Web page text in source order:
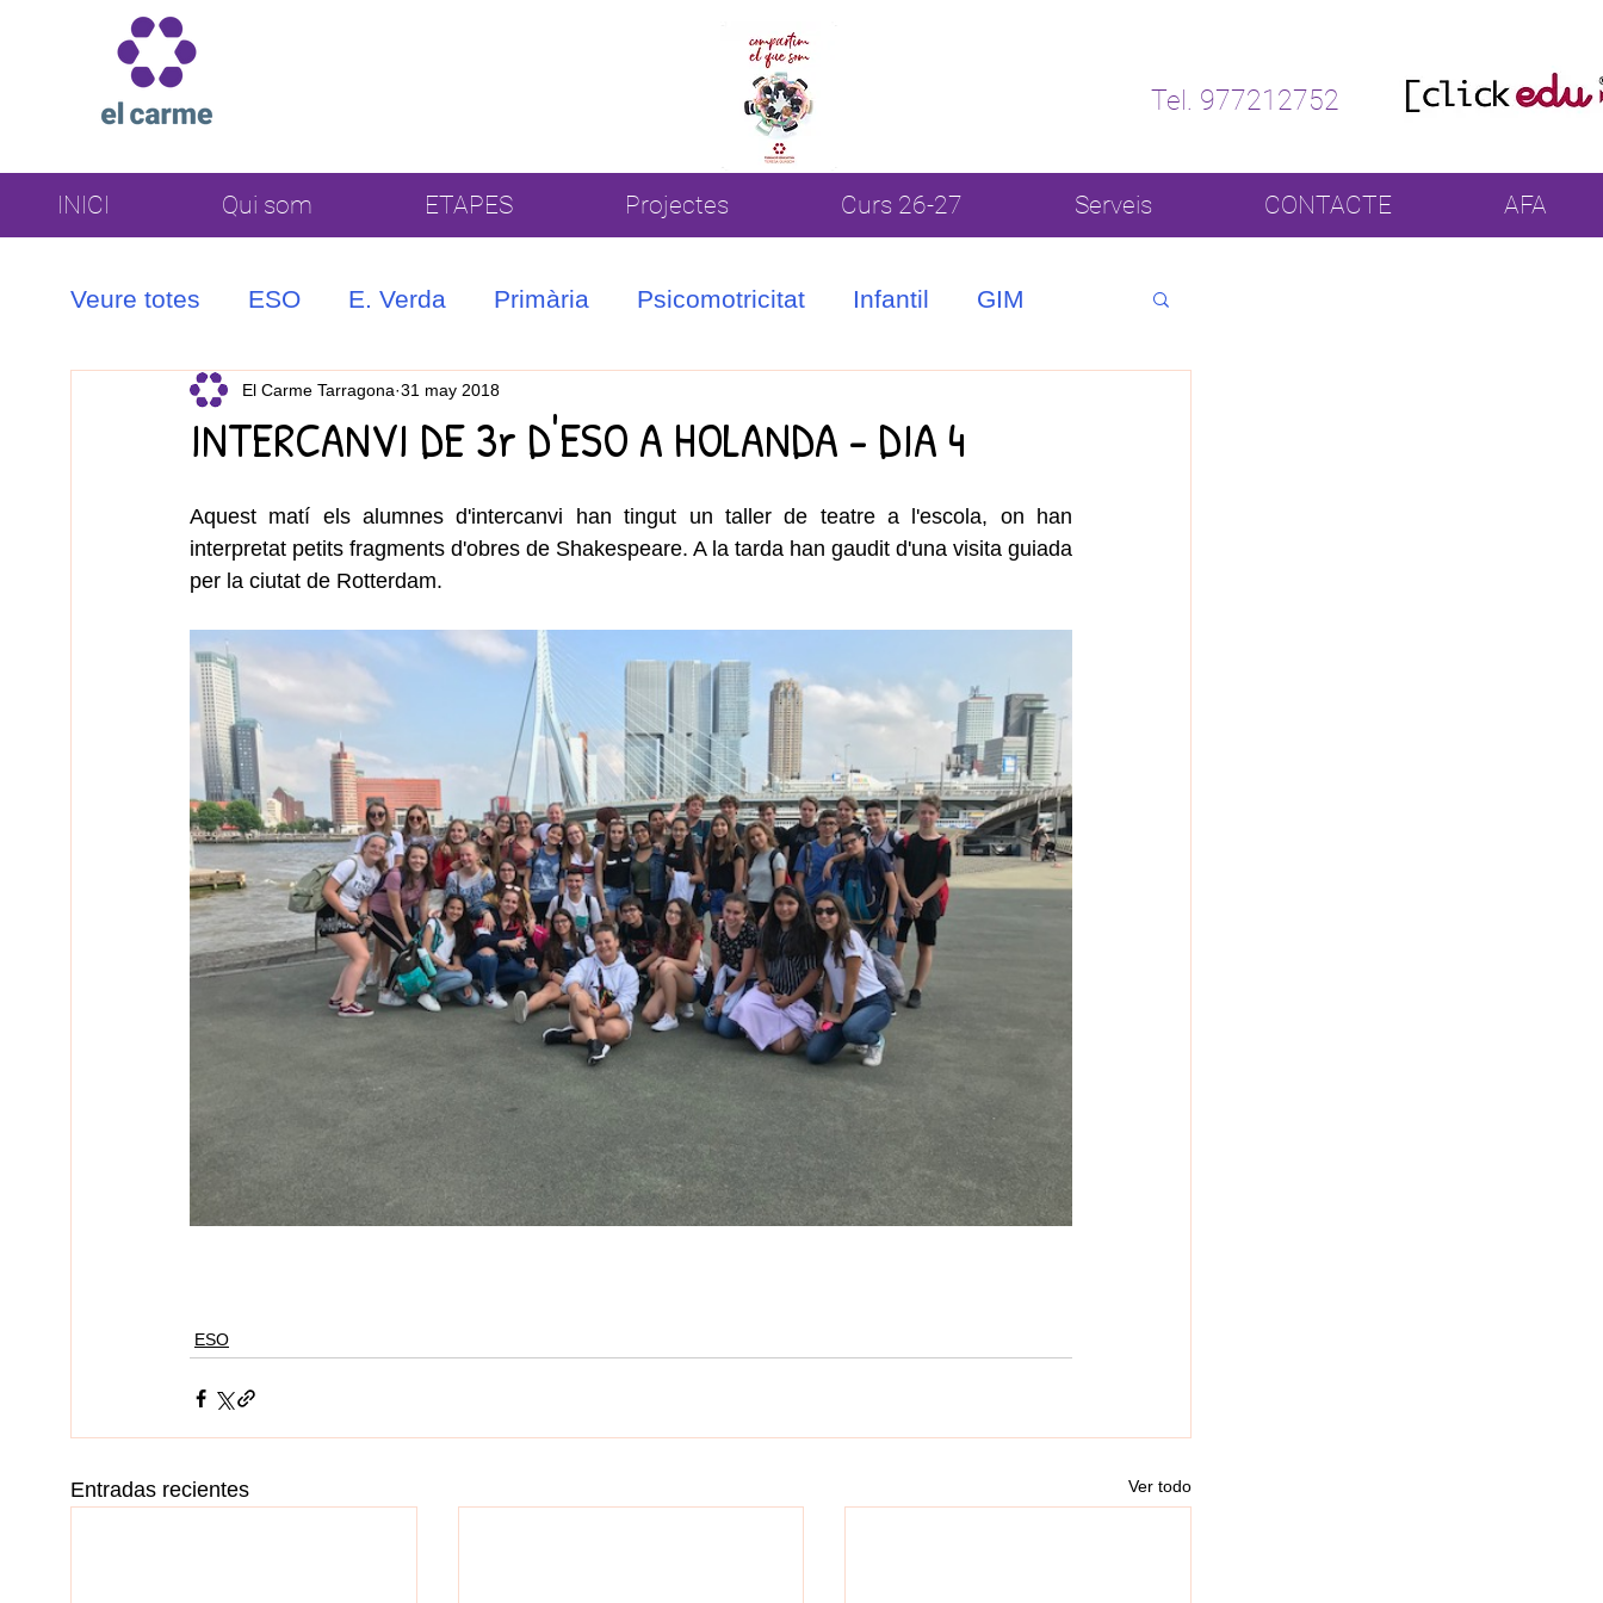
Tel. 977212752
INICI Qui som ETAPES Projectes Curs 26-27 Serveis CONTACTE AFA
Veure totes ESO E. Verda Primària Psicomotricitat Infantil GIM
INTERCANVI DE 3r D'ESO A HOLANDA - DIA 4
El Carme Tarragona 31 may 2018
Aquest matí els alumnes d'intercanvi han tingut un taller de teatre a l'escola, on han
interpretat petits fragments d'obres de Shakespeare. A la tarda han gaudit d'una visita guiada
per la ciutat de Rotterdam.
ESO
Entradas recientes Ver todo